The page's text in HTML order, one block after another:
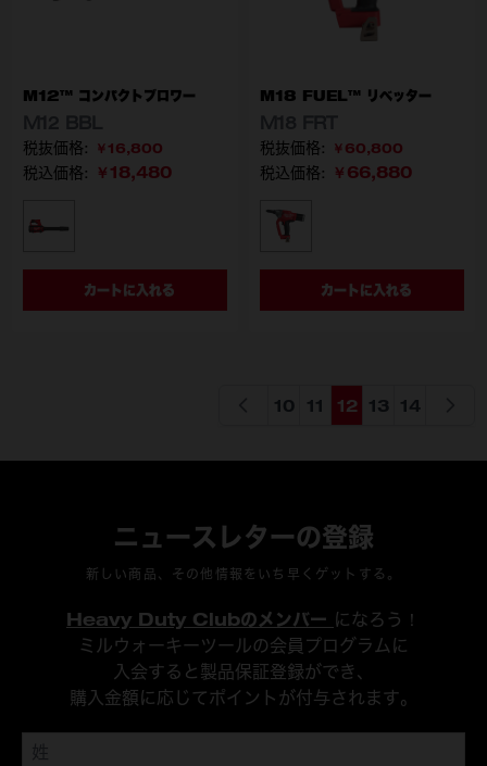
M12™ コンパクトブロワー
￥16,800
税込価格: ￥18,480
型番M12 BBL-0 APJ
カートに入れる
M18 FUEL™ リベッター
￥60,800
税込価格: ￥66,880
型番M18 FRT-0X0 JP
カートに入れる
ページ
10 ページ
11 ページを読んでいます
12 ページ
13 ページ
14
ニュースレターの登録
新しい商品、その他情報をいち早くゲットする。
Heavy Duty Clubのメンバー になろう！
ミルウォーキーツールの会員プログラムに
入会すると製品保証登録ができ、
購入金額に応じてポイントが付与されます。